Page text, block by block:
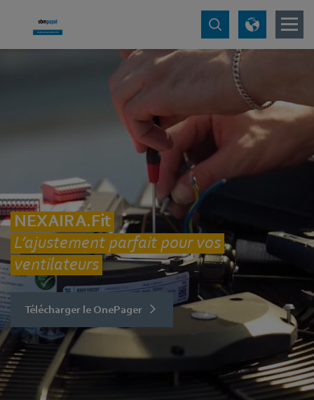
NEXAIRA.Fit
L’ajustement parfait pour vos
ventilateurs
Télécharger le OnePager